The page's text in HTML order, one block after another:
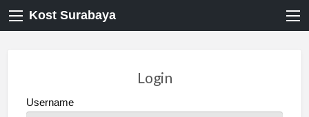
Kost Surabaya
Login
Username